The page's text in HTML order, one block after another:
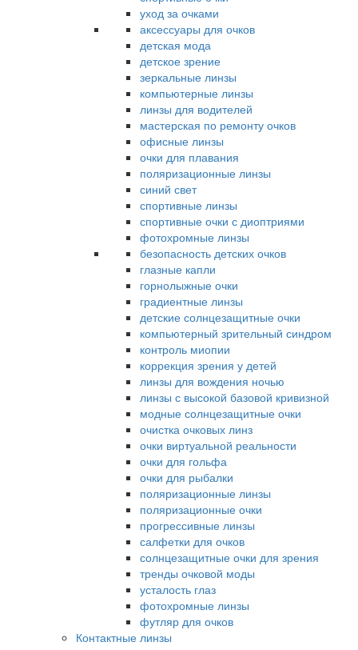
уход за очками
аксессуары для очков
детская мода
детское зрение
зеркальные линзы
компьютерные линзы
линзы для водителей
мастерская по ремонту очков
офисные линзы
очки для плавания
поляризационные линзы
синий свет
спортивные линзы
спортивные очки с диоптриями
фотохромные линзы
безопасность детских очков
глазные капли
горнолыжные очки
градиентные линзы
детские солнцезащитные очки
компьютерный зрительный синдром
контроль миопии
коррекция зрения у детей
линзы для вождения ночью
линзы с высокой базовой кривизной
модные солнцезащитные очки
очистка очковых линз
очки виртуальной реальности
очки для гольфа
очки для рыбалки
поляризационные линзы
поляризационные очки
прогрессивные линзы
салфетки для очков
солнцезащитные очки для зрения
тренды очковой моды
усталость глаз
фотохромные линзы
футляр для очков
Контактные линзы